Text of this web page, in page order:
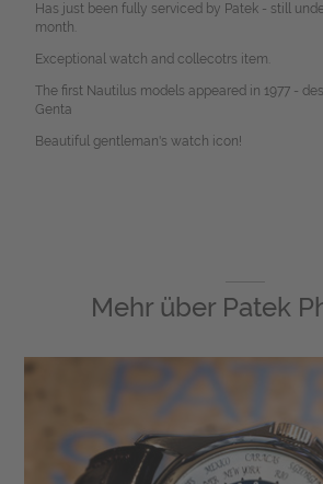
Has just been fully serviced by Patek - still
month.
Exceptional watch and collecotrs item.
The first Nautilus models appeared in 1977 -
Genta
Beautiful gentleman's watch icon!
Mehr über Patek